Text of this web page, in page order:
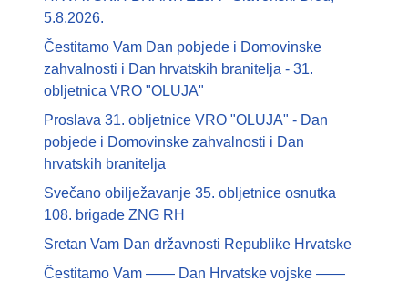
5.8.2026.
Čestitamo Vam Dan pobjede i Domovinske
zahvalnosti i Dan hrvatskih branitelja - 31.
obljetnica VRO "OLUJA"
Proslava 31. obljetnice VRO "OLUJA" - Dan
pobjede i Domovinske zahvalnosti i Dan
hrvatskih branitelja
Svečano obilježavanje 35. obljetnice osnutka
108. brigade ZNG RH
Sretan Vam Dan državnosti Republike Hrvatske
Čestitamo Vam —— Dan Hrvatske vojske ——